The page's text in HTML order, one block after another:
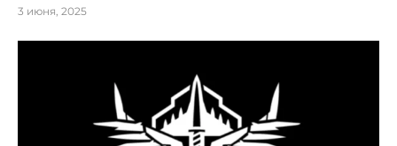
3 июня, 2025